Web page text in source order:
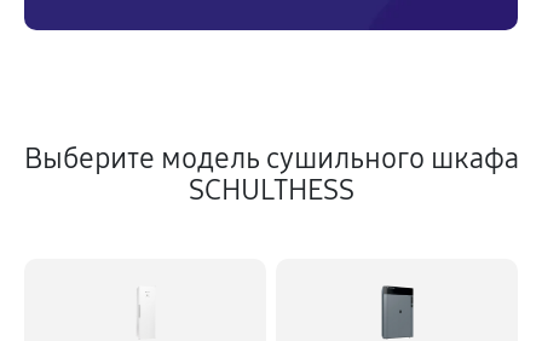
Выберите модель сушильного шкафа
SCHULTHESS